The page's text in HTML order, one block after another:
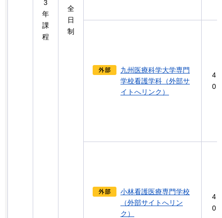
3
年
課
程
全
日
制
九州医療科学大学専門
学校看護学科（外部サ
イトへリンク）
4
0
小林看護医療専門学校
（外部サイトへリン
ク）
4
0